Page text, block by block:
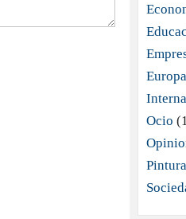
Europa
Ocio
Pintura